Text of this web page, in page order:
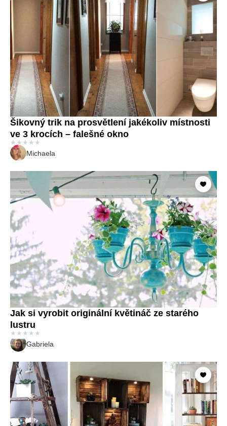
Šikovný trik na prosvětlení jakékoliv místnosti
ve 3 krocích – falešné okno
★ ★ ★ ★ ★
Michaela
Jak si vyrobit originální květináč ze starého
lustru
★ ★ ★ ★ ★
Gabriela